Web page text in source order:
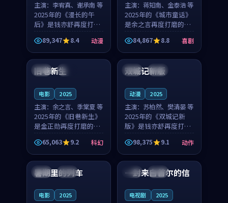
主演： 李宥真、谢承南 等
2025年的《漫长的午
后》是钱亦舒再度打磨
的动漫佳作。中国大陆
的取景与海岛日常的氛
围相互成就，李宥真与
谢承南的对手戏自然克
制，让整部影片在悬念
89,347 8.4 动漫
主演： 蒋知南、金泰浩 等
2025年的《城市童话》
是余之言再度打磨的喜
剧佳作。美国的取景与
历史战争的氛围相互成
就，蒋知南与金泰浩的
对手戏自然克制，让整
部影片在悬念与温度
84,867 8.8 喜剧
英国 完结
旧巷新生
电影 2025
主演： 余之言、季棠夏 等
2025年的《旧巷新生》
是金正勋再度打磨的科
幻佳作。英国的取景与
雨夜物语的氛围相互成
就，余之言与季棠夏的
对手戏自然克制，让整
部影片在悬念与温度
65,063 9.2 科幻
中国 独播
双城记新版
动漫 2025
主演： 苏柏然、樊清晏 等
2025年的《双城记新
版》是钱亦舒再度打磨
的动作佳作。中国大陆
的取景与沙漠探险的氛
围相互成就，苏柏然与
樊清晏的对手戏自然克
制，让整部影片在悬念
98,375 9.1 动作
中国 杜比
暑期里的列车
电影 2025
韩国 热播
一封来自首尔的信
电视剧 2025